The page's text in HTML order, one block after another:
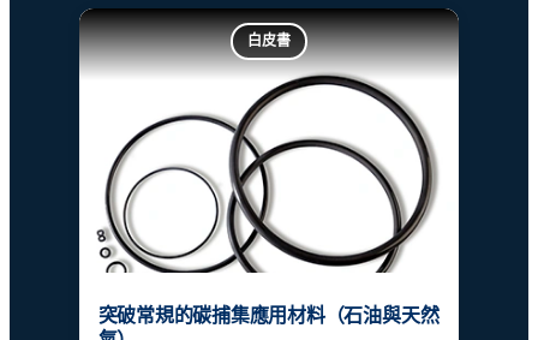
白皮書
突破常規的碳捕集應用材料（石油與天然